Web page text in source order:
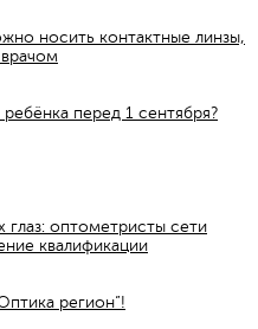
носить контактные линзы,
перед 1 сентября?
глаз: оптометристы сети
квалификации
регион”!